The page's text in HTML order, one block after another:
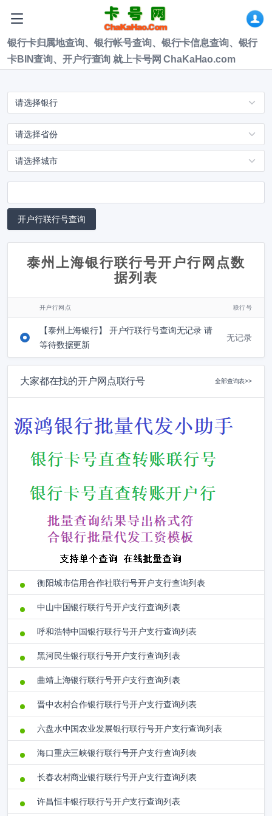
银行卡归属地查询、银行帐号查询、银行卡信息查询、银行
卡BIN查询、开户行查询 就上卡号网 ChaKaHao.com
泰州上海银行联行号开户行网点数
据列表
开户行网点 联行号
【泰州上海银行】 开户行联行号查询无记录 请
等待数据更新
无记录
大家都在找的开户网点联行号 全部查询表>>
衡阳城市信用合作社联行号开户支行查询列表
中山中国银行联行号开户支行查询列表
呼和浩特中国银行联行号开户支行查询列表
黑河民生银行联行号开户支行查询列表
曲靖上海银行联行号开户支行查询列表
晋中农村合作银行联行号开户支行查询列表
六盘水中国农业发展银行联行号开户支行查询列表
海口重庆三峡银行联行号开户支行查询列表
长春农村商业银行联行号开户支行查询列表
许昌恒丰银行联行号开户支行查询列表